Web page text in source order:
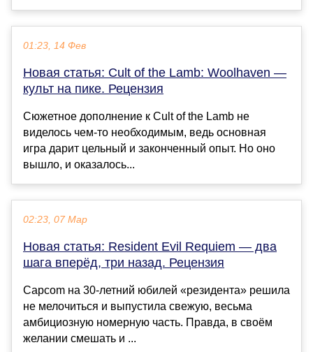
01:23, 14 Фев
Новая статья: Cult of the Lamb: Woolhaven —
культ на пике. Рецензия
Сюжетное дополнение к Cult of the Lamb не
виделось чем-то необходимым, ведь основная
игра дарит цельный и законченный опыт. Но оно
вышло, и оказалось...
02:23, 07 Мар
Новая статья: Resident Evil Requiem — два
шага вперёд, три назад. Рецензия
Capcom на 30-летний юбилей «резидента» решила
не мелочиться и выпустила свежую, весьма
амбициозную номерную часть. Правда, в своём
желании смешать и ...